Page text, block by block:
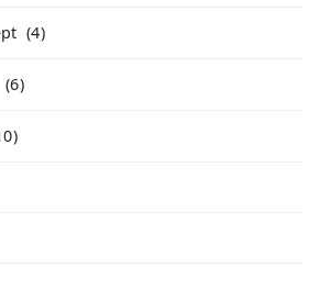
(4)
(6)